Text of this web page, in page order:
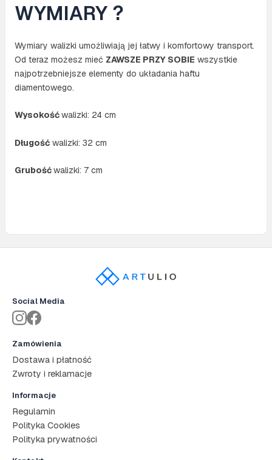
WYMIARY ?
Wymiary walizki umożliwiają jej łatwy i komfortowy transport.
Od teraz możesz mieć ZAWSZE PRZY SOBIE wszystkie
najpotrzebniejsze elementy do układania haftu
diamentowego.
Wysokośćwalizki: 24 cm
Długośćwalizki: 32 cm
Grubośćwalizki: 7 cm
Zamówienia
Dostawa i płatność
Zwroty i reklamacje
Informacje
Regulamin
Polityka Cookies
Polityka prywatności
Social Media